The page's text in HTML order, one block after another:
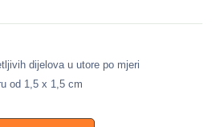
dijelova u utore po mjeri
od 1,5 x 1,5 cm